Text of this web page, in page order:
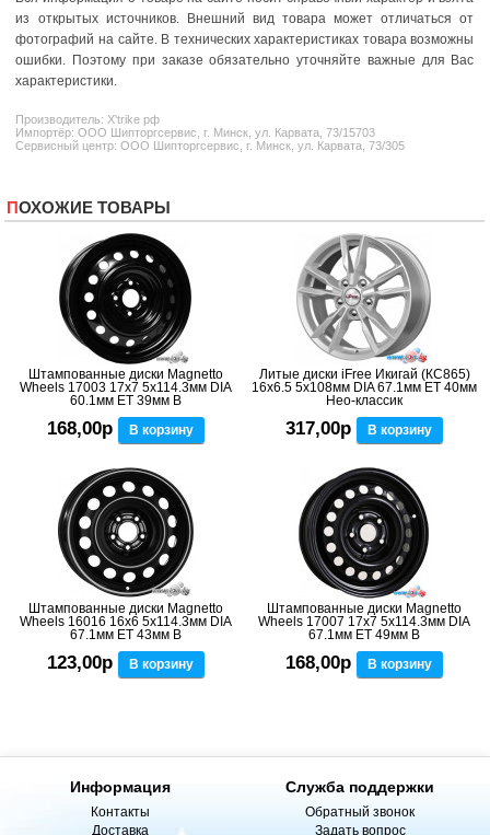
из открытых источников. Внешний вид товара может отличаться от
фотографий на сайте. В технических характеристиках товара возможны
ошибки. Поэтому при заказе обязательно уточняйте важные для Вас
характеристики.
Производитель: X'trike рф
Импортёр: ООО Шипторгсервис, г. Минск, ул. Карвата, 73/15703
Сервисный центр: ООО Шипторгсервис, г. Минск, ул. Карвата, 73/305
ПОХОЖИЕ ТОВАРЫ
Штампованные диски Magnetto
Wheels 17003 17x7 5x114.3мм DIA
60.1мм ET 39мм B
168,00р В корзину
Литые диски iFree Икигай (КС865)
16x6.5 5x108мм DIA 67.1мм ET 40мм
Нео-классик
317,00р В корзину
Штампованные диски Magnetto
Wheels 16016 16x6 5x114.3мм DIA
67.1мм ET 43мм B
123,00р В корзину
Штампованные диски Magnetto
Wheels 17007 17x7 5x114.3мм DIA
67.1мм ET 49мм B
168,00р В корзину
Информация
Контакты
Доставка
Служба поддержки
Обратный звонок
Задать вопрос